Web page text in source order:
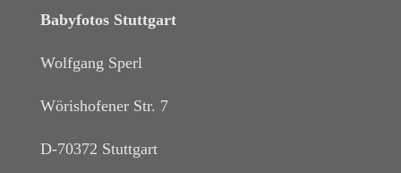
Babyfotos Stuttgart
Wolfgang Sperl
Wörishofener Str. 7
D-70372 Stuttgart